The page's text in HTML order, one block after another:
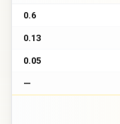
0.6
0.13
0.05
—